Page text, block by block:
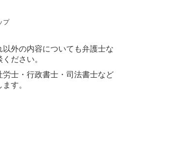
外の内容についても弁護士な
ださい。
士・行政書士・司法書士など
す。